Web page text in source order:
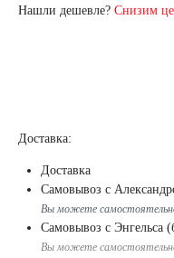
Нашли дешевле? Снизим
Доставка:
Доставка
Самовывоз с
Вы можете
Самовывоз с Энгельса
Вы можете